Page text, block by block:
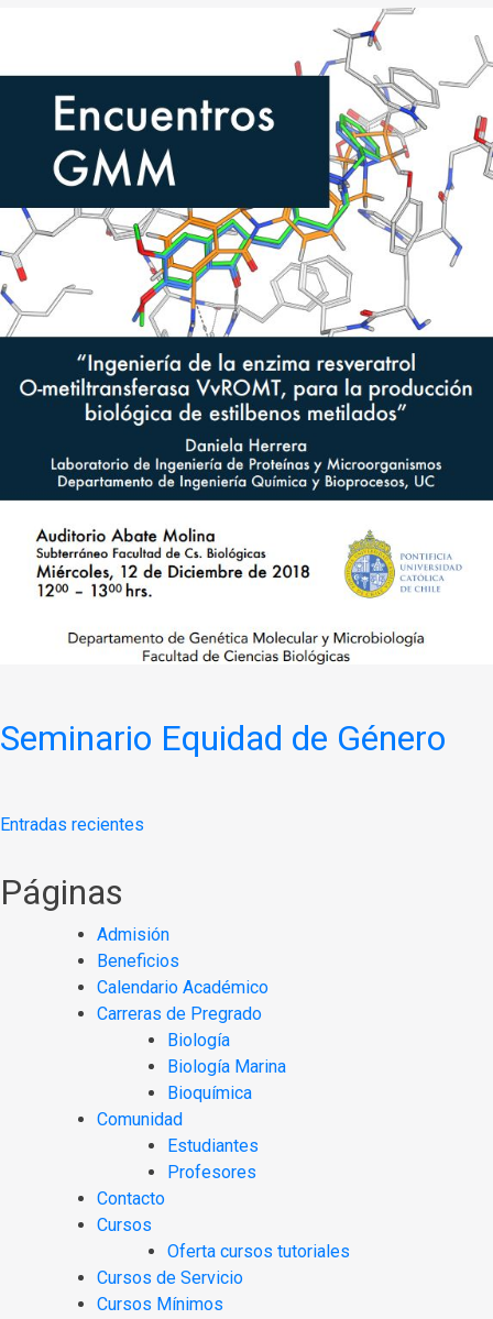
Seminario Equidad de Género
Navegación
de
entradas
Entradas recientes
Páginas
Admisión
Beneficios
Calendario Académico
Carreras de Pregrado
Biología
Biología Marina
Bioquímica
Comunidad
Estudiantes
Profesores
Contacto
Cursos
Oferta cursos tutoriales
Cursos de Servicio
Cursos Mínimos